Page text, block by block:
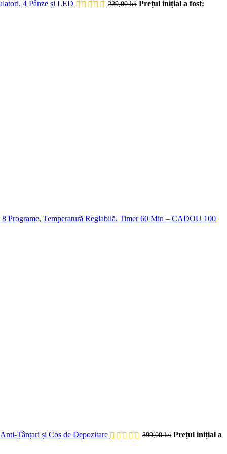
4 Pânze și LED 229,00lei Prețul inițial a fost:
Temperatură Reglabilă, Timer 60 Min – CADOU 100
Țânțari și Coș de Depozitare 399,00lei Prețul inițial a